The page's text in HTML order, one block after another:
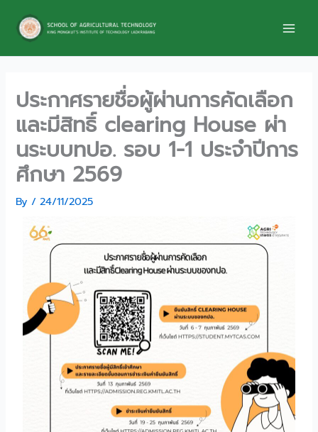
content
ประกาศรายชื่อผู้ผ่านการคัดเลือก
และมีสิทธิ์ clearing House ผ่า
นระบบทปอ. รอบ 1-1 ประจำปีการ
ศึกษา 2569
By/24/11/2025